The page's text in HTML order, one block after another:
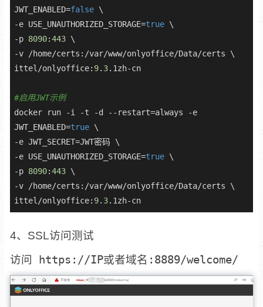
JWT_ENABLED=false \
-e USE_UNAUTHORIZED_STORAGE=true \
-p 8090:443 \
-v /home/certs:/var/www/onlyoffice/Data/certs \
ittel/onlyoffice: 9. 3.1zh-cn
#启用JWT示例
docker run -i -t -d --restart=always -e
JWT_ENABLED=true \
-e JWT_SECRET=JWT密码 \
-e USE_UNAUTHORIZED_STORAGE=true \
-p 8090:443 \
-v /home/certs:/var/www/onlyoffice/Data/certs \
ittel/onlyoffice: 9. 3.1zh-cn
4、SSL访问测试
访问 https://IP或者域名:8889/welcome/